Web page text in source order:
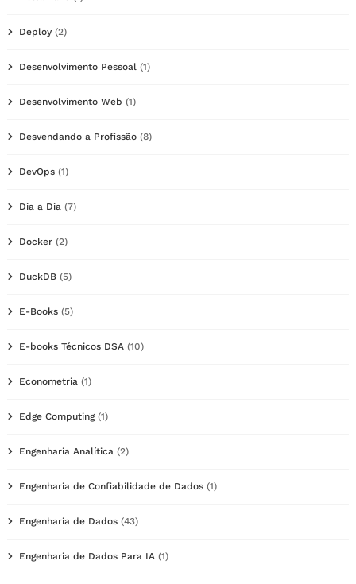
Deploy (2)
Desenvolvimento Pessoal (1)
Desenvolvimento Web (1)
Desvendando a Profissão (8)
DevOps (1)
Dia a Dia (7)
Docker (2)
DuckDB (5)
E-Books (5)
E-books Técnicos DSA (10)
Econometria (1)
Edge Computing(1)
Engenharia Analítica (2)
Engenharia de Confiabilidade de Dados (1)
Engenharia de Dados (43)
Engenharia de Dados Para IA (1)